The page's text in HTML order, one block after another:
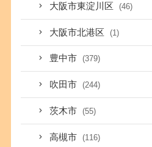
大阪市東淀川区 (46)
大阪市北港区 (1)
豊中市 (379)
吹田市 (244)
茨木市 (55)
高槻市 (116)